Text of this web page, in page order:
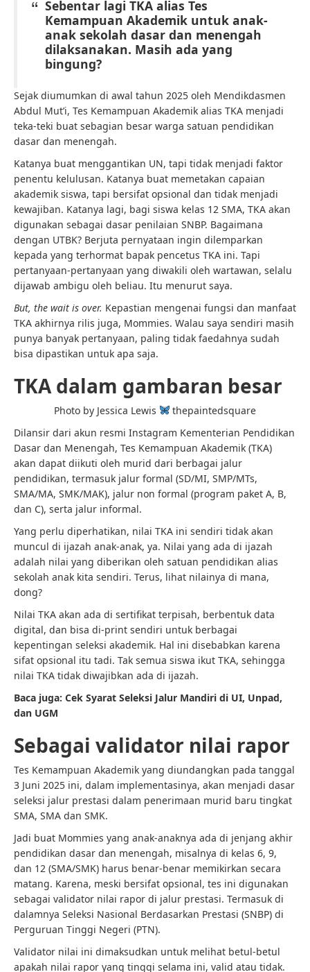
Sebentar lagi TKA alias Tes
Kemampuan Akademik untuk anak-
anak sekolah dasar dan menengah
dilaksanakan. Masih ada yang
bingung?
Sejak diumumkan di awal tahun 2025 oleh Mendikdasmen
Abdul Mut’i, Tes Kemampuan Akademik alias TKA menjadi
teka-teki buat sebagian besar warga satuan pendidikan
dasar dan menengah.
Katanya buat menggantikan UN, tapi tidak menjadi faktor
penentu kelulusan. Katanya buat memetakan capaian
akademik siswa, tapi bersifat opsional dan tidak menjadi
kewajiban. Katanya lagi, bagi siswa kelas 12 SMA, TKA akan
digunakan sebagai dasar penilaian SNBP. Bagaimana
dengan UTBK? Berjuta pernyataan ingin dilemparkan
kepada yang terhormat bapak pencetus TKA ini. Tapi
pertanyaan-pertanyaan yang diwakili oleh wartawan, selalu
dijawab ambigu oleh beliau. Itu menurut saya.
But, the wait is over. Kepastian mengenai fungsi dan manfaat
TKA akhirnya rilis juga, Mommies. Walau saya sendiri masih
punya banyak pertanyaan, paling tidak faedahnya sudah
bisa dipastikan untuk apa saja.
TKA dalam gambaran besar
Photo by Jessica Lewis
thepaintedsquare
Dilansir dari akun resmi Instagram Kementerian Pendidikan
Dasar dan Menengah, Tes Kemampuan Akademik (TKA)
akan dapat diikuti oleh murid dari berbagai jalur
pendidikan, termasuk jalur formal (SD/MI, SMP/MTs,
SMA/MA, SMK/MAK), jalur non formal (program paket A, B,
dan C), serta jalur informal.
Yang perlu diperhatikan, nilai TKA ini sendiri tidak akan
muncul di ijazah anak-anak, ya. Nilai yang ada di ijazah
adalah nilai yang diberikan oleh satuan pendidikan alias
sekolah anak kita sendiri. Terus, lihat nilainya di mana,
dong?
Nilai TKA akan ada di sertifikat terpisah, berbentuk data
digital, dan bisa di-print sendiri untuk berbagai
kepentingan seleksi akademik. Hal ini disebabkan karena
sifat opsional itu tadi. Tak semua siswa ikut TKA, sehingga
nilai TKA tidak diwajibkan ada di ijazah.
Baca juga: Cek Syarat Seleksi Jalur Mandiri di UI, Unpad,
dan UGM
Sebagai validator nilai rapor
Tes Kemampuan Akademik yang diundangkan pada tanggal
3 Juni 2025 ini, dalam implementasinya, akan menjadi dasar
seleksi jalur prestasi dalam penerimaan murid baru tingkat
SMA, SMA dan SMK.
Jadi buat Mommies yang anak-anaknya ada di jenjang akhir
pendidikan dasar dan menengah, misalnya di kelas 6, 9,
dan 12 (SMA/SMK) harus benar-benar memikirkan secara
matang. Karena, meski bersifat opsional, tes ini digunakan
sebagai validator nilai rapor di jalur prestasi. Termasuk di
dalamnya Seleksi Nasional Berdasarkan Prestasi (SNBP) di
Perguruan Tinggi Negeri (PTN).
Validator nilai ini dimaksudkan untuk melihat betul-betul
apakah nilai rapor yang tinggi selama ini, valid atau tidak.